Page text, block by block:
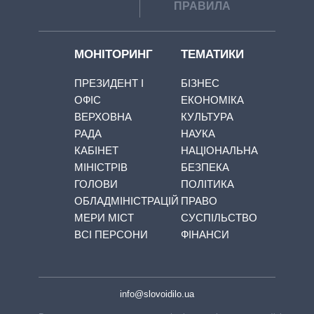
ПРАВИЛА
МОНІТОРИНГ
ПРЕЗИДЕНТ І
ОФІС
ВЕРХОВНА
РАДА
КАБІНЕТ
МІНІСТРІВ
ГОЛОВИ
ОБЛАДМІНІСТРАЦІЙ
МЕРИ МІСТ
ВСІ ПЕРСОНИ
ТЕМАТИКИ
БІЗНЕС
ЕКОНОМІКА
КУЛЬТУРА
НАУКА
НАЦІОНАЛЬНА
БЕЗПЕКА
ПОЛІТИКА
ПРАВО
СУСПІЛЬСТВО
ФІНАНСИ
info@slovoidilo.ua